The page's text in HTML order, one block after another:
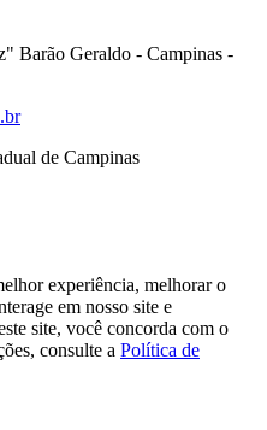
Barão Geraldo - Campinas -
de Campinas
experiência, melhorar o
em nosso site e
site, você concorda com o
consulte a Política de